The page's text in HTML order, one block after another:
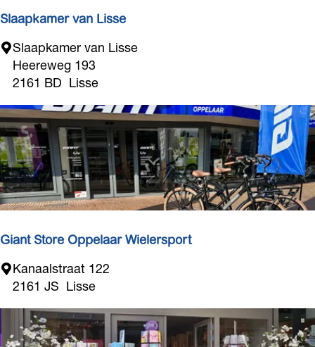
u
r
Slaapkamer van Lisse
S
p
k
a
m
e
r
a
L
s
Slaapkamer van Lisse
Heereweg 193
2161 BD Lisse
Giant Store Oppelaar Wielersport
G
t
Kanaalstraat 122
2161 JS Lisse